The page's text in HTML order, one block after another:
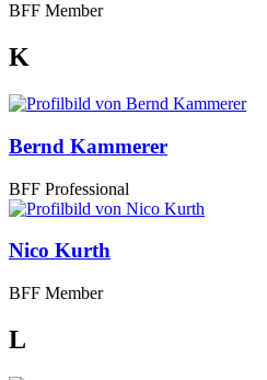
BFF Member
K
Bernd Kammerer
BFF Professional
Nico Kurth
BFF Member
L